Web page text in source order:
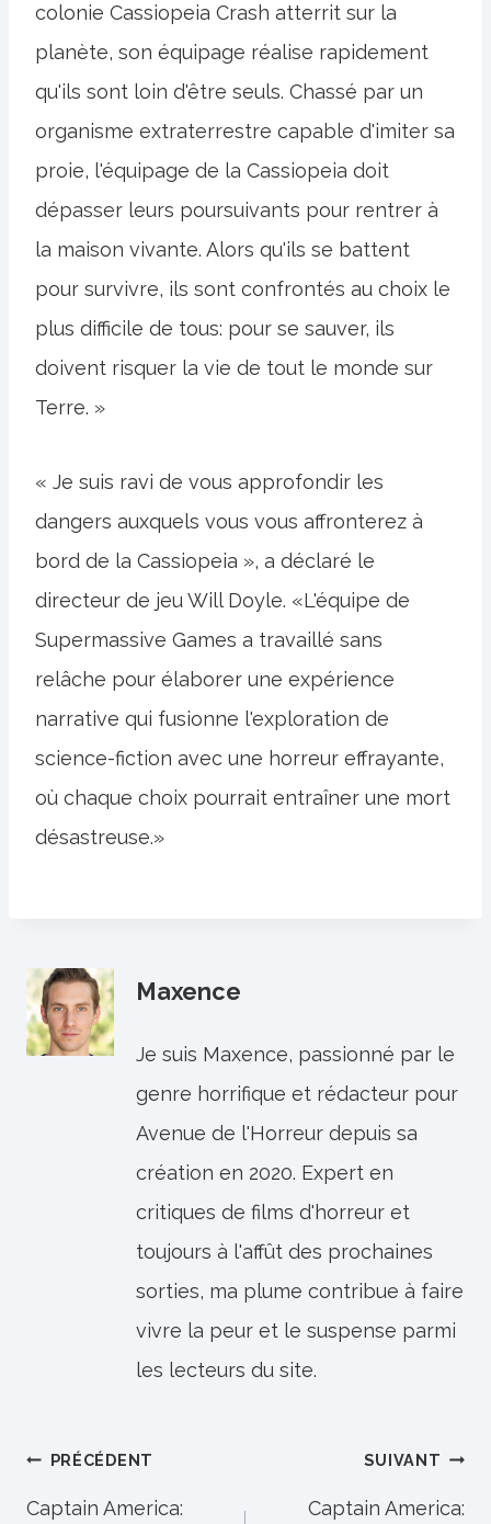
colonie Cassiopeia Crash atterrit sur la
planète, son équipage réalise rapidement
qu'ils sont loin d'être seuls. Chassé par un
organisme extraterrestre capable d'imiter sa
proie, l'équipage de la Cassiopeia doit
dépasser leurs poursuivants pour rentrer à
la maison vivante. Alors qu'ils se battent
pour survivre, ils sont confrontés au choix le
plus difficile de tous: pour se sauver, ils
doivent risquer la vie de tout le monde sur
Terre. »
« Je suis ravi de vous approfondir les
dangers auxquels vous vous affronterez à
bord de la Cassiopeia », a déclaré le
directeur de jeu Will Doyle. «L'équipe de
Supermassive Games a travaillé sans
relâche pour élaborer une expérience
narrative qui fusionne l'exploration de
science-fiction avec une horreur effrayante,
où chaque choix pourrait entraîner une mort
désastreuse.»
Maxence
Je suis Maxence, passionné par le
genre horrifique et rédacteur pour
Avenue de l'Horreur depuis sa
création en 2020. Expert en
critiques de films d'horreur et
toujours à l'affût des prochaines
sorties, ma plume contribue à faire
vivre la peur et le suspense parmi
les lecteurs du site.
Navigation
de
PRÉCÉDENT
Captain America:
SUIVANT
Captain America: